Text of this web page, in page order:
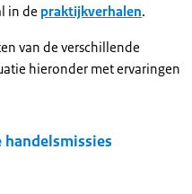
in de praktijkverhalen.
van de verschillende
hieronder met ervaringen